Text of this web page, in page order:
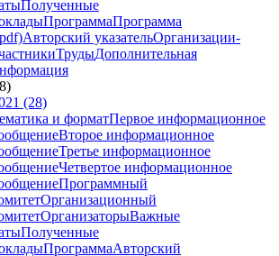
Полученные
ПрограммаПрограмма
Авторский указательОрганизации-
ТрудыДополнительная
(28)
и форматПервое информационное
Второе информационное
Третье информационное
Четвертое информационное
Программный
Организационный
ОрганизаторыВажные
Полученные
ПрограммаАвторский